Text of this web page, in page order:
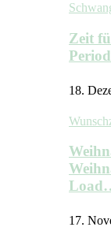
Zeit
18.
17.